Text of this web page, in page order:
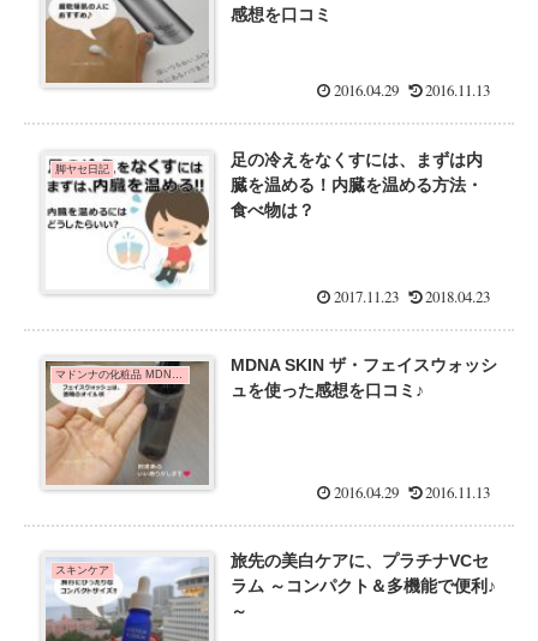
感想を口コミ
2016.04.29 2016.11.13
脚ヤセ日記
足の冷えをなくすには、まずは内
臓を温める！内臓を温める方法・
食べ物は？
2017.11.23 2018.04.23
マドンナの化粧品 MDNA SKIN
MDNA SKIN ザ・フェイスウォッシ
ュを使った感想を口コミ♪
2016.04.29 2016.11.13
スキンケア
旅先の美白ケアに、プラチナVCセ
ラム ～コンパクト＆多機能で便利♪
～